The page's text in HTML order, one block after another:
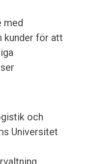
med
kunder för att
och
Universitet